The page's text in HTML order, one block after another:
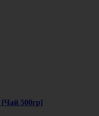
[Чай 500гр]